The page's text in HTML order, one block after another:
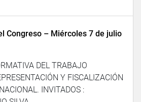
Congreso – Miércoles 7 de julio
DEL TRABAJO
Y FISCALIZACIÓN
INVITADOS :